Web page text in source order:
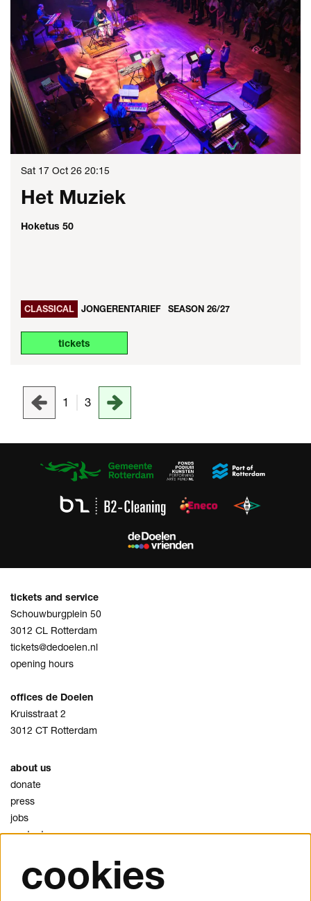
Het Muziek
Hoketus 50
Sat 17 Oct 26 20:15
CLASSICAL JONGERENTARIEF SEASON 26/27
tickets
1 3
tickets and service
Schouwburgplein 50
3012 CL Rotterdam
tickets@dedoelen.nl
opening hours
offices de Doelen
Kruisstraat 2
3012 CT Rotterdam
about us
donate
press
jobs
contact
privacy
cookies
cookies